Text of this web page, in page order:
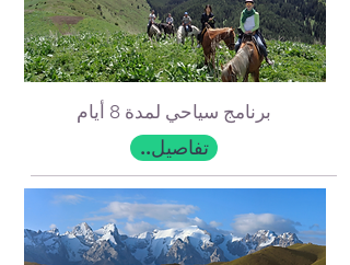
برنامج سياحي لمدة 8 أيام
..تفاصيل